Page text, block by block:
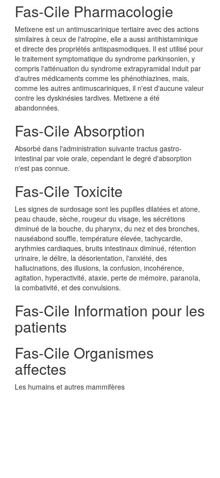
Fas-Cile Pharmacologie
Metixene est un antimuscarinique tertiaire avec des actions
similaires à ceux de l'atropine, elle a aussi antihistaminique
et directe des propriétés antispasmodiques. Il est utilisé pour
le traitement symptomatique du syndrome parkinsonien, y
compris l'atténuation du syndrome extrapyramidal induit par
d'autres médicaments comme les phénothiazines, mais,
comme les autres antimuscariniques, il n'est d'aucune valeur
contre les dyskinésies tardives. Metixene a été
abandonnées.
Fas-Cile Absorption
Absorbé dans l'administration suivante tractus gastro-
intestinal par voie orale, cependant le degré d'absorption
n'est pas connue.
Fas-Cile Toxicite
Les signes de surdosage sont les pupilles dilatées et atone,
peau chaude, sèche, rougeur du visage, les sécrétions
diminué de la bouche, du pharynx, du nez et des bronches,
nauséabond souffle, température élevée, tachycardie,
arythmies cardiaques, bruits intestinaux diminué, rétention
urinaire, le délire, la désorientation, l'anxiété, des
hallucinations, des illusions, la confusion, incohérence,
agitation, hyperactivité, ataxie, perte de mémoire, paranoïa,
la combativité, et des convulsions.
Fas-Cile Information pour les
patients
Fas-Cile Organismes
affectes
Les humains et autres mammifères